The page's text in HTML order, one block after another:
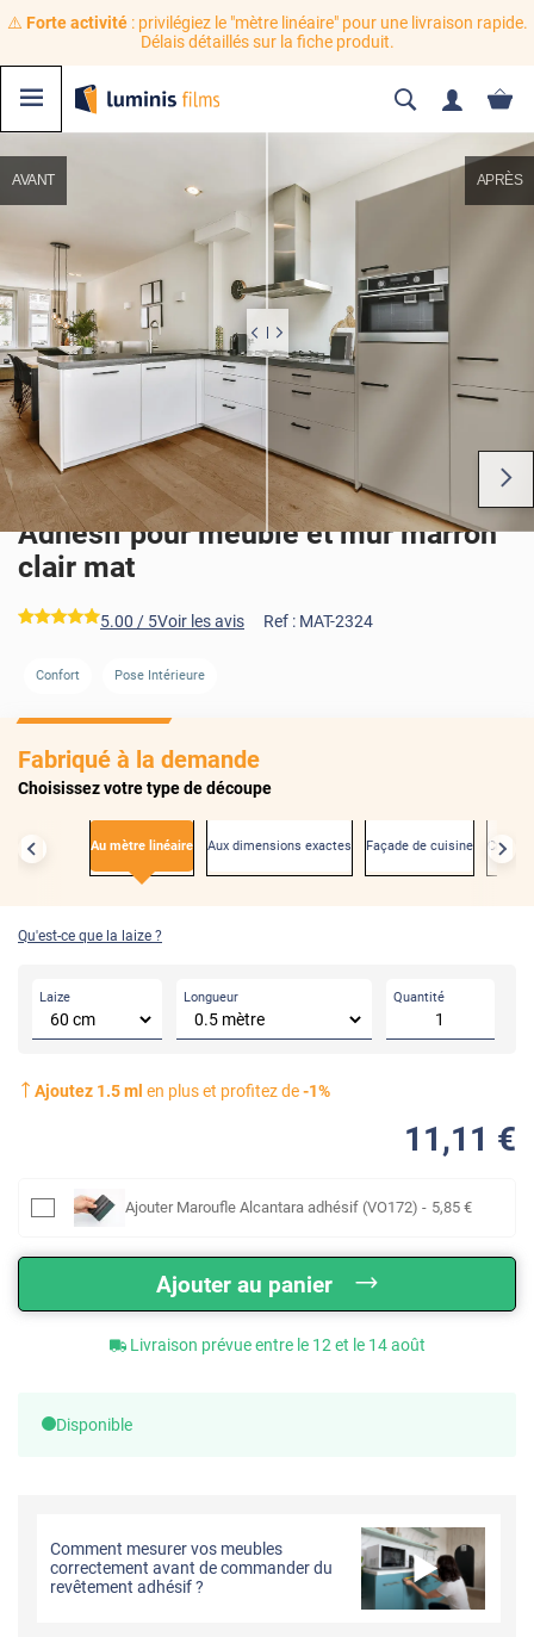
⚠️ Forte activité: privilégiez le "mètre linéaire" pour une livraison rapide.
Délais détaillés sur la fiche produit.
AVANT APRÈS
Adhésif pour meuble et mur marron
clair mat
*****
5.00 / 5Voir les avis Ref : MAT-2324
Confort Pose Intérieure
Fabriqué à la demande
Choisissez votre type de découpe
Au mètre linéaire Aux dimensions exactes Façade de cuisine
Qu'est-ce que la laize ?
Laize Longueur Quantité
Ajoutez 1.5ml en plus et profitez de-1%
11 ,11 €
Ajouter Maroufle Alcantara adhésif (VO172) - 5,85 €
Ajouter au panier
Livraison prévue entre le 12 et le 14 août
Disponible
Comment mesurer vos meubles
correctement avant de commander du
revêtement adhésif ?